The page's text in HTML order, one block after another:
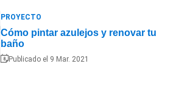
PROYECTO
Cómo pintar azulejos y renovar tu
baño
Publicado el 9 Mar. 2021